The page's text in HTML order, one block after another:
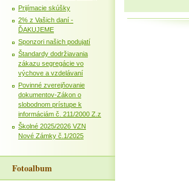
Prijímacie skúšky
2% z Vašich daní -
ĎAKUJEME
Sponzori našich podujatí
Štandardy dodržiavania
zákazu segregácie vo
výchove a vzdelávaní
Povinné zverejňovanie
dokumentov-Zákon o
slobodnom prístupe k
informáciám č. 211/2000 Z.z
Školné 2025/2026 VZN
Nové Zámky č.1/2025
Fotoalbum